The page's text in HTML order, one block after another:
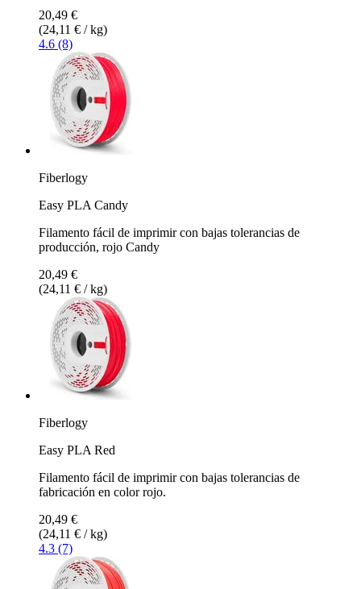
20,49 €
(24,11 € / kg)
4.6 (8)
Fiberlogy
Easy PLA Candy
Filamento fácil de imprimir con bajas tolerancias de
producción, rojo Candy
20,49 €
(24,11 € / kg)
Fiberlogy
Easy PLA Red
Filamento fácil de imprimir con bajas tolerancias de
fabricación en color rojo.
20,49 €
(24,11 € / kg)
4.3 (7)